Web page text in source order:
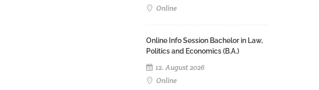
Online
Online Info Session Bachelor in Law,
Politics and Economics (B.A.)
12. August 2026
Online